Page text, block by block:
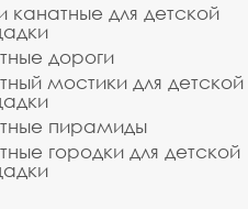
канатные для детской
дороги
мостики для детской
пирамиды
городки для детской